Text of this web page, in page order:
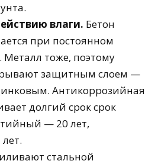
влаги. Бетон
при постоянном
Металл тоже, поэтому
защитным слоем —
Антикоррозийная
долгий срок срок
— 20 лет,
стальной